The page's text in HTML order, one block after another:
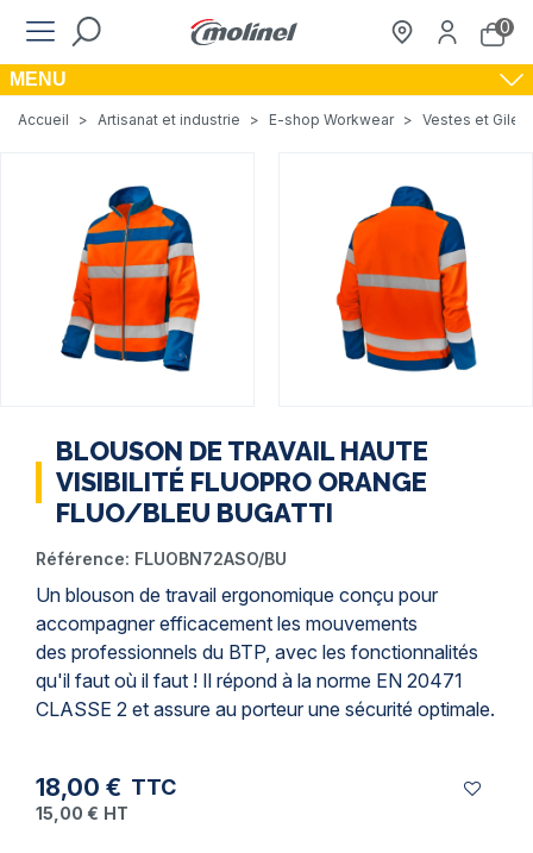
0
MENU
Accueil > Artisanat et industrie > E-shop Workwear > Vestes et
BLOUSON DE TRAVAIL HAUTE
VISIBILITÉ FLUOPRO ORANGE
FLUO/BLEU BUGATTI
Référence: FLUOBN72ASO/BU
Un blouson de travail ergonomique conçu pour
accompagner efficacement les mouvements
des professionnels du BTP, avec les fonctionnalités
qu'il faut où il faut ! Il répond à la norme EN 20471
CLASSE 2 et assure au porteur une sécurité optimale.
18,00 € TTC
15,00 € HT